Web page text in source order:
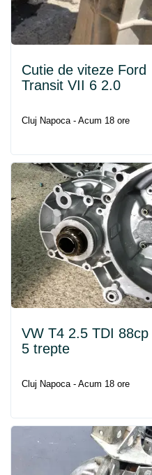
Cutie de viteze Ford
Transit VII 6 2.0
Cluj Napoca - Acum 18 ore
VW T4 2.5 TDI 88cp
5 trepte
Cluj Napoca - Acum 18 ore